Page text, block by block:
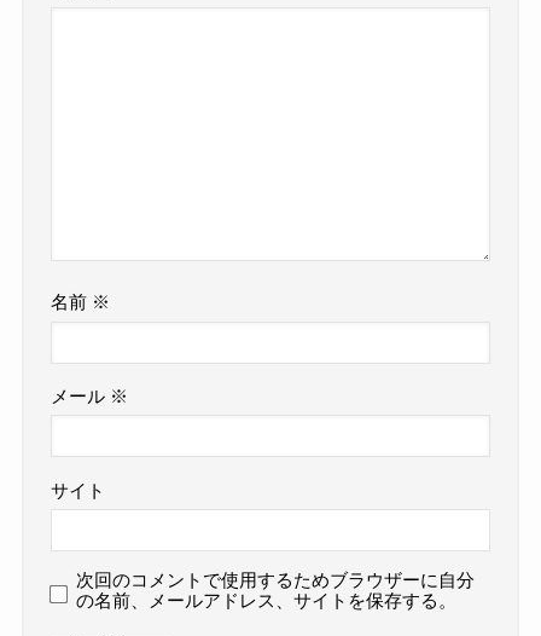
名前 ※
メール ※
サイト
次回のコメントで使用するためブラウザーに自分
の名前、メールアドレス、サイトを保存する。